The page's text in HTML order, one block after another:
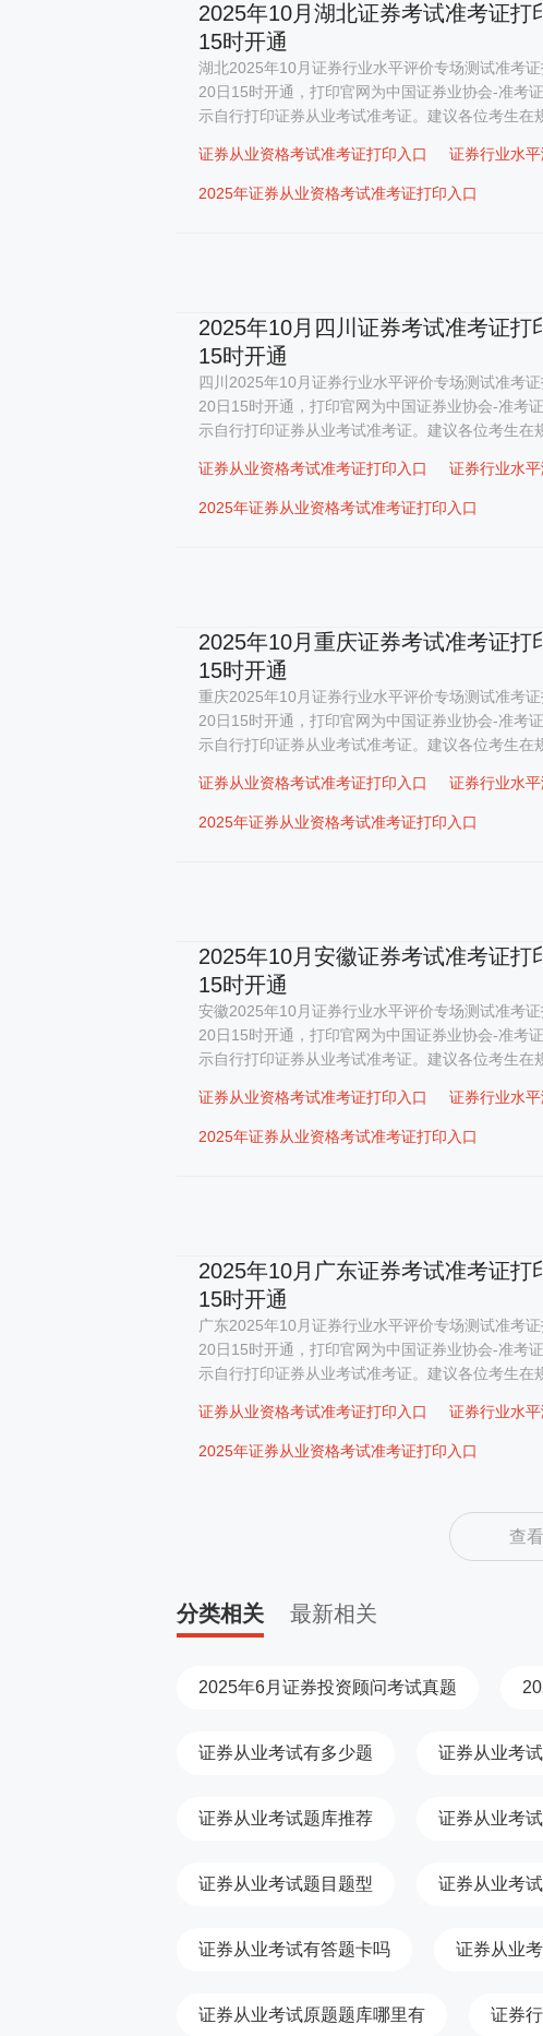
2025年10月湖北证券考试准考证打
15时开通
湖北2025年10月证券行业水平评价专场测试准考
20日15时开通，打印官网为中国证券业协会-准考
示自行打印证券从业考试准考证。建议各位考生在
证券从业资格考试准考证打印入口 证券行业水
2025年证券从业资格考试准考证打印入口
2025年10月四川证券考试准考证打
15时开通
四川2025年10月证券行业水平评价专场测试准考
20日15时开通，打印官网为中国证券业协会-准考
示自行打印证券从业考试准考证。建议各位考生在
证券从业资格考试准考证打印入口 证券行业水
2025年证券从业资格考试准考证打印入口
2025年10月重庆证券考试准考证打
15时开通
重庆2025年10月证券行业水平评价专场测试准考
20日15时开通，打印官网为中国证券业协会-准考
示自行打印证券从业考试准考证。建议各位考生在
证券从业资格考试准考证打印入口 证券行业水
2025年证券从业资格考试准考证打印入口
2025年10月安徽证券考试准考证打
15时开通
安徽2025年10月证券行业水平评价专场测试准考
20日15时开通，打印官网为中国证券业协会-准考
示自行打印证券从业考试准考证。建议各位考生在
证券从业资格考试准考证打印入口 证券行业水
2025年证券从业资格考试准考证打印入口
2025年10月广东证券考试准考证打
15时开通
广东2025年10月证券行业水平评价专场测试准考
20日15时开通，打印官网为中国证券业协会-准考
示自行打印证券从业考试准考证。建议各位考生在
证券从业资格考试准考证打印入口 证券行业水
2025年证券从业资格考试准考证打印入口
查
分类相关 最新相关
2025年6月证券投资顾问考试真题
证券从业考试有多少题 证券从业考
证券从业考试题库推荐 证券从业考
证券从业考试题目题型 证券从业考
证券从业考试有答题卡吗 证券从业
证券从业考试原题题库哪里有 证券